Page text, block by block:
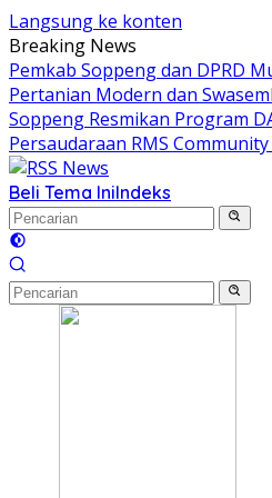
Langsung ke konten
Breaking News
Pemkab Soppeng dan DPRD
Pertanian Modern dan
Soppeng Resmikan Program
Persaudaraan RMS
Beli Tema IniIndeks